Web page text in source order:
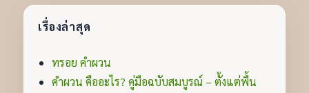
เรื่องล่าสุด
ทรอย คำผวน
คำผวน คืออะไร? คู่มือฉบับสมบูรณ์ – ตั้งแต่พื้น